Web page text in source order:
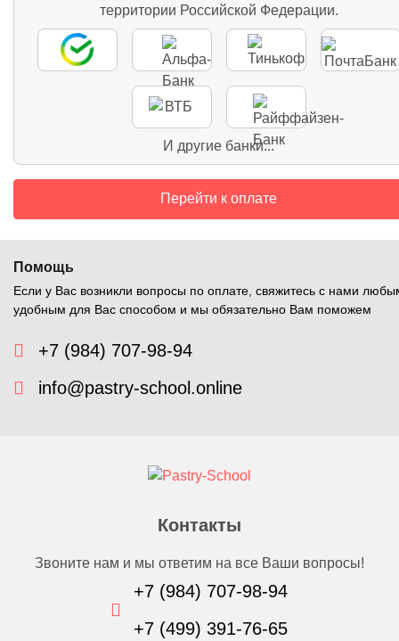
территории Российской Федерации.
И другие банки...
Перейти к оплате
Помощь
Если у Вас возникли вопросы по оплате, свяжитесь с нами
удобным для Вас способом и мы обязательно Вам поможем
+7 (984) 707-98-94
info@pastry-school.online
Контакты
Звоните нам и мы ответим на все Ваши вопросы!
+7 (984) 707-98-94
+7 (499) 391-76-65